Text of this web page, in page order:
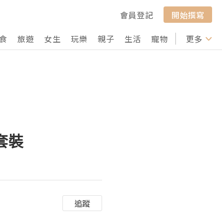
會員登記
開始撰寫
旅遊 女生 玩樂 親子 生活 寵物 行山 打卡
更多
裝
追蹤